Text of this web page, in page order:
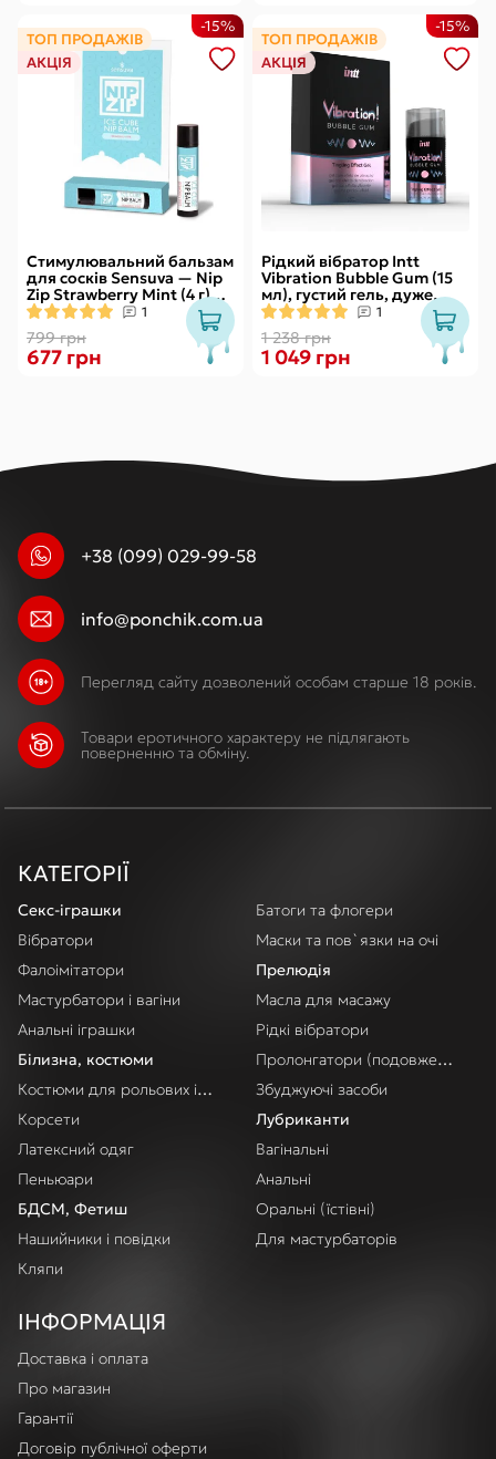
ТОП ПРОДАЖІВ
АКЦІЯ
Стимулювальний бальзам
для сосків Sensuva — Nip
Zip Strawberry Mint (4 г)
охолоджувальний
1
799 грн
-15%
677 грн
ТОП ПРОДАЖІВ
АКЦІЯ
Рідкий вібратор Intt
Vibration Bubble Gum (15
мл), густий гель, дуже
смачний, діє до 30 хвилин
1
1 238 грн
-15%
1 049 грн
+38 (099) 029-99-58
info@ponchik.com.ua
Перегляд сайту дозволений особам старше 18 років.
Товари еротичного характеру не підлягають
поверненню та обміну.
КАТЕГОРІЇ
Секс-іграшки
Вібратори
Фалоімітатори
Мастурбатори і вагіни
Анальні іграшки
Білизна, костюми
Костюми для рольових ігор
Корсети
Латексний одяг
Пеньюари
БДСМ, Фетиш
Нашийники і повідки
Кляпи
Батоги та флогери
Маски та пов`язки на очі
Прелюдія
Масла для масажу
Рідкі вібратори
Пролонгатори (подовження
Збуджуючі засоби
Лубриканти
Вагінальні
Анальні
Оральні (їстівні)
Для мастурбаторів
ІНФОРМАЦІЯ
Доставка і оплата
Про магазин
Гарантії
Договір публічної оферти